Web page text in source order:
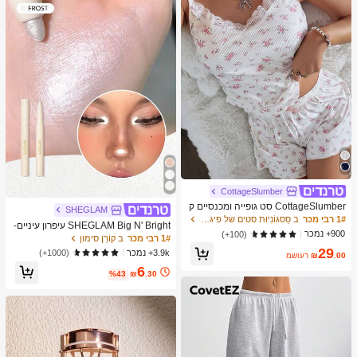
CottageSlumber
CottageSlumber סט גופייה ומכנסיים ק
צרים סרוגים עם שוליים נצנצים וקונטרס
ט תחרה
1# רבי מכר
900+ נמכר
(100+)
₪29.00 משוער
SHEGLAM
SHEGLAM Big N' Bright עיפרון עיניים-
Frost מותג יופי קוסמטיקה איפור לנשים ו
לנערות
1# רבי מכר
ב קוֹרֵן סימון
3.9k+ נמכר
(1000+)
₪6.30
%43